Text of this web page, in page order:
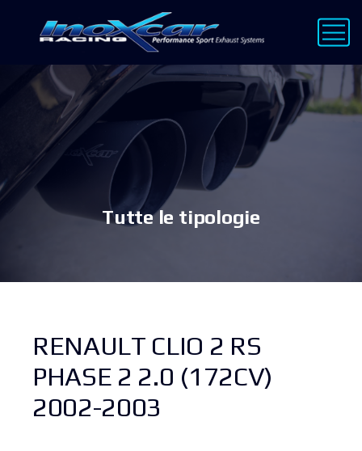
Tutte le tipologie
RENAULT CLIO 2 RS
PHASE 2 2.0 (172CV)
2002-2003